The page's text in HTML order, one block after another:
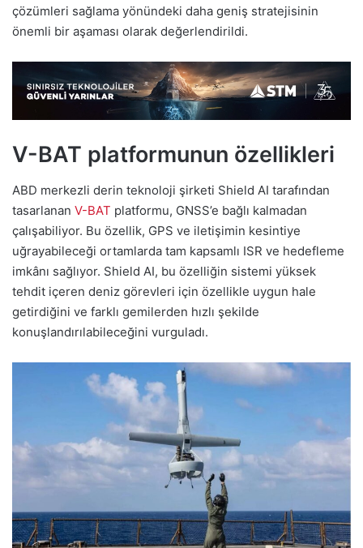
çözümleri sağlama yönündeki daha geniş stratejisinin
önemli bir aşaması olarak değerlendirildi.
V-BAT platformunun özellikleri
ABD merkezli derin teknoloji şirketi Shield AI tarafından
tasarlanan V-BAT platformu, GNSS’e bağlı kalmadan
çalışabiliyor. Bu özellik, GPS ve iletişimin kesintiye
uğrayabileceği ortamlarda tam kapsamlı ISR ve hedefleme
imkânı sağlıyor. Shield AI, bu özelliğin sistemi yüksek
tehdit içeren deniz görevleri için özellikle uygun hale
getirdiğini ve farklı gemilerden hızlı şekilde
konuşlandırılabileceğini vurguladı.